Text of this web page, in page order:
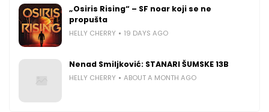
„Osiris Rising“ – SF noar koji se ne
propušta
HELLY CHERRY 19 DAYS AGO
Nenad Smiljković: STANARI ŠUMSKE 13B
HELLY CHERRY ABOUT A MONTH AGO